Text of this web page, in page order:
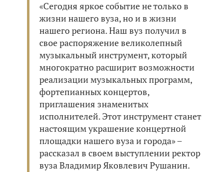
«Сегодня яркое событие не только в
жизни нашего вуза, но и в жизни
нашего региона. Наш вуз получил в
свое распоряжение великолепный
музыкальный инструмент, который
многократно расширит возможности
реализации музыкальных программ,
фортепианных концертов,
приглашения знаменитых
исполнителей. Этот инструмент станет
настоящим украшение концертной
площадки нашего вуза и города» –
рассказал в своем выступлении ректор
вуза Владимир Яковлевич Рушанин.